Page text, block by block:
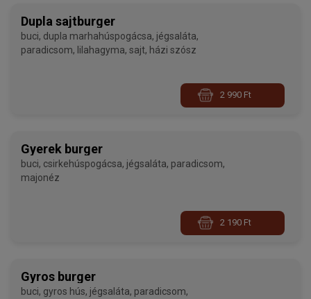
Dupla sajtburger
buci, dupla marhahúspogácsa, jégsaláta,
paradicsom, lilahagyma, sajt, házi szósz
2 990 Ft
Gyerek burger
buci, csirkehúspogácsa, jégsaláta, paradicsom,
majonéz
2 190 Ft
Gyros burger
buci, gyros hús, jégsaláta, paradicsom,